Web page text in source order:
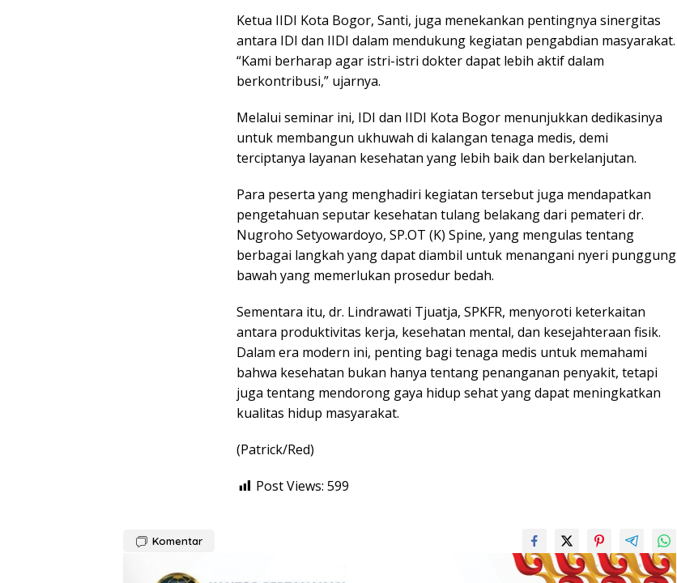
Ketua IIDI Kota Bogor, Santi, juga menekankan pentingnya sinergitas
antara IDI dan IIDI dalam mendukung kegiatan pengabdian masyarakat.
“Kami berharap agar istri-istri dokter dapat lebih aktif dalam
berkontribusi,” ujarnya.
Melalui seminar ini, IDI dan IIDI Kota Bogor menunjukkan dedikasinya
untuk membangun ukhuwah di kalangan tenaga medis, demi
terciptanya layanan kesehatan yang lebih baik dan berkelanjutan.
Para peserta yang menghadiri kegiatan tersebut juga mendapatkan
pengetahuan seputar kesehatan tulang belakang dari pemateri dr.
Nugroho Setyowardoyo, SP.OT (K) Spine, yang mengulas tentang
berbagai langkah yang dapat diambil untuk menangani nyeri punggung
bawah yang memerlukan prosedur bedah.
Sementara itu, dr. Lindrawati Tjuatja, SPKFR, menyoroti keterkaitan
antara produktivitas kerja, kesehatan mental, dan kesejahteraan fisik.
Dalam era modern ini, penting bagi tenaga medis untuk memahami
bahwa kesehatan bukan hanya tentang penanganan penyakit, tetapi
juga tentang mendorong gaya hidup sehat yang dapat meningkatkan
kualitas hidup masyarakat.
(Patrick/Red)
Post Views: 599
Komentar